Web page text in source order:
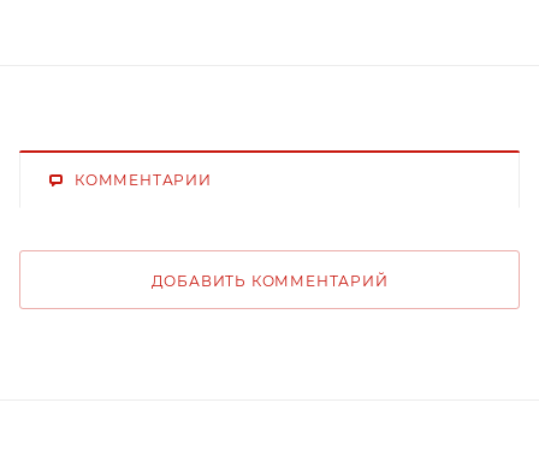
КОММЕНТАРИИ
ДОБАВИТЬ КОММЕНТАРИЙ